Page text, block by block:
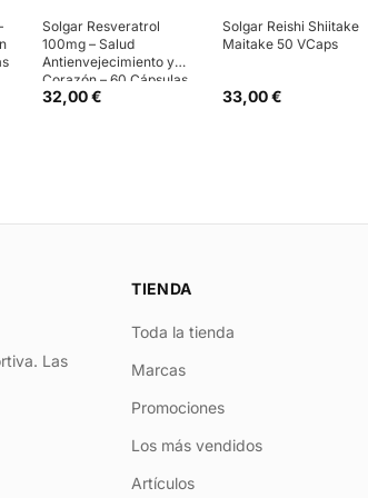
Solgar Resveratrol
100mg – Salud
Antienvejecimiento y
Corazón – 60 Cápsulas
32,00 €
Solgar Reishi Shiitake
Maitake 50 VCaps
33,00 €
Las
TIENDA
Toda la tienda
Marcas
Promociones
Los más vendidos
Artículos